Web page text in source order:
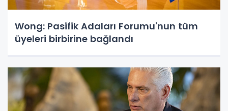
Wong: Pasifik Adaları Forumu'nun tüm
üyeleri birbirine bağlandı